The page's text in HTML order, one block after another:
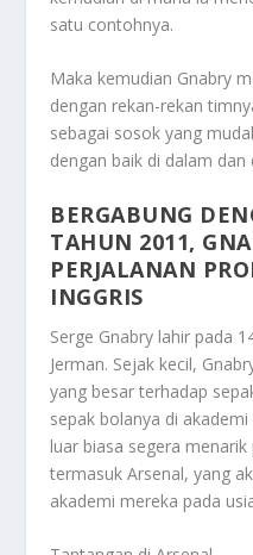
satu contohnya.
Maka kemudian Gnabry
dengan rekan-rekan
sebagai sosok yang
dengan baik di dalam dan
BERGABUNG
TAHUN 2011,
PERJALANAN
INGGRIS
Serge Gnabry lahir pada
Jerman. Sejak kecil,
yang besar terhadap
sepak bolanya di
luar biasa segera
termasuk Arsenal, yang
akademi mereka pada